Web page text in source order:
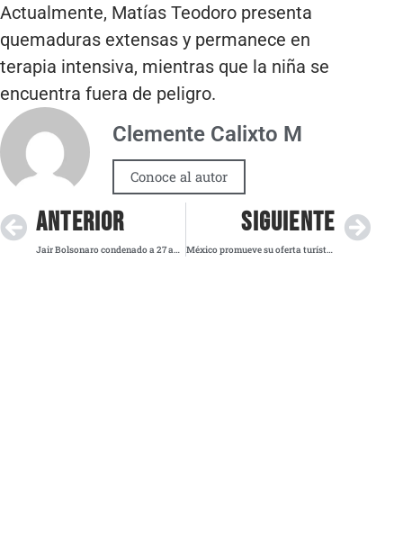
Actualmente, Matías Teodoro presenta
quemaduras extensas y permanece en
terapia intensiva, mientras que la niña se
encuentra fuera de peligro.
Clemente Calixto M
Conoce al autor
ANTERIOR
Jair Bolsonaro condenado a 27 años y 3 meses en Brasil; Trump cuestiona la decisión
SIGUIENTE
México promueve su oferta turística en Dallas con el Roadshow 2025